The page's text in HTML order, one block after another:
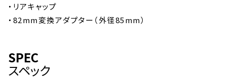
・リアキャップ
・82mm変換アダプター（外径85mm）
SPEC
スペック